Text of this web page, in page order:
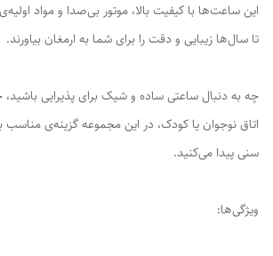
این ساعت‌ها با کیفیت بالا، موتور بی‌صدا و مواد
تا سال‌ها زیبایی و دقت را برای شما به ارمغان بیاورند.
چه به دنبال ساعتی ساده و شیک برای پذیرایی
اتاق نوجوان یا کودک، در این مجموعه گزینه‌ی مناسب
سنی پیدا می‌کنید.
ویژگی‌ها: